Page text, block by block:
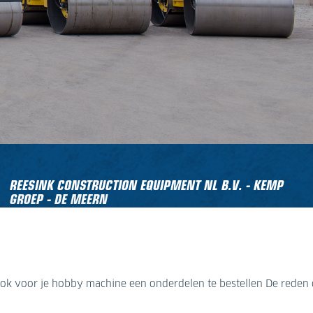
je hobby machine een onderdelen te bestellen De
oplossing.je hobby machine een onderdelen te bestellen De
REESINK CONSTRUCTION EQUIPMENT NL B.V. - KEMP
GROEP - DE MEERN
info@kemp-groep.nl